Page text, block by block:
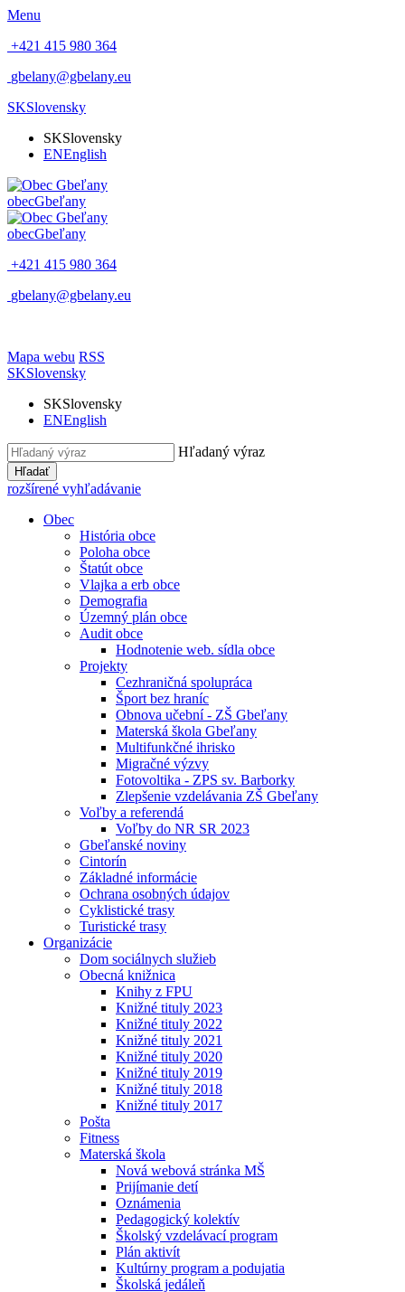
Menu
+421 415 980 364
gbelany@gbelany.eu
SKSlovensky
SKSlovensky
ENEnglish
obecGbeľany
obecGbeľany
+421 415 980 364
gbelany@gbelany.eu
Mapa webu RSS
SKSlovensky
SKSlovensky
ENEnglish
Hľadaný výraz
Hľadať
rozšírené vyhľadávanie
Obec
História obce
Poloha obce
Štatút obce
Vlajka a erb obce
Demografia
Územný plán obce
Audit obce
Hodnotenie web. sídla obce
Projekty
Cezhraničná spolupráca
Šport bez hraníc
Obnova učební - ZŠ Gbeľany
Materská škola Gbeľany
Multifunkčné ihrisko
Migračné výzvy
Fotovoltika - ZPS sv. Barborky
Zlepšenie vzdelávania ZŠ Gbeľany
Voľby a referendá
Voľby do NR SR 2023
Gbeľanské noviny
Cintorín
Základné informácie
Ochrana osobných údajov
Cyklistické trasy
Turistické trasy
Organizácie
Dom sociálnych služieb
Obecná knižnica
Knihy z FPU
Knižné tituly 2023
Knižné tituly 2022
Knižné tituly 2021
Knižné tituly 2020
Knižné tituly 2019
Knižné tituly 2018
Knižné tituly 2017
Pošta
Fitness
Materská škola
Nová webová stránka MŠ
Prijímanie detí
Oznámenia
Pedagogický kolektív
Školský vzdelávací program
Plán aktivít
Kultúrny program a podujatia
Školská jedáleň